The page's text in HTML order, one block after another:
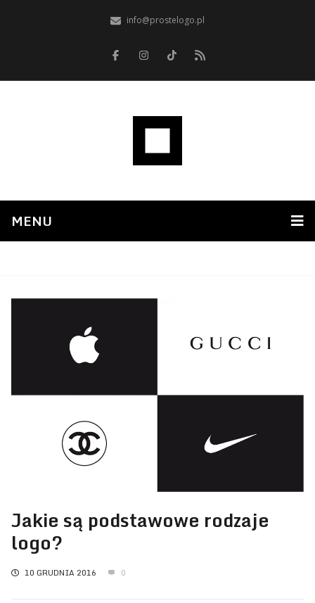
info@prostelogo.pl
MENU
Jakie są podstawowe rodzaje
logo?
10 GRUDNIA 2016 0